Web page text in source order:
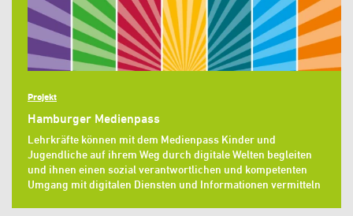
Projekt
Hamburger Medienpass
Lehrkräfte können mit dem Medienpass Kinder und
Jugendliche auf ihrem Weg durch digitale Welten begleiten
und ihnen einen sozial verantwortlichen und kompetenten
Umgang mit digitalen Diensten und Informationen vermitteln